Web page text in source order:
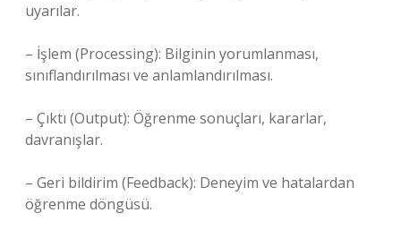
uyarılar.
– İşlem (Processing): Bilginin yorumlanması,
sınıflandırılması ve anlamlandırılması.
– Çıktı (Output): Öğrenme sonuçları, kararlar,
davranışlar.
– Geri bildirim (Feedback): Deneyim ve hatalardan
öğrenme döngüsü.